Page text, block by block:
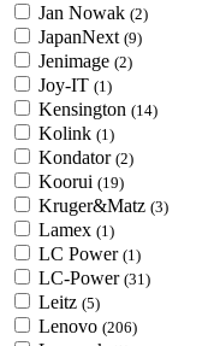
Jan Nowak (2)
JapanNext (9)
Jenimage (2)
Joy-IT (1)
Kensington (14)
Kolink (1)
Kondator (2)
Koorui (19)
Kruger&Matz (3)
Lamex (1)
LC Power (1)
LC-Power (31)
Leitz (5)
Lenovo (206)